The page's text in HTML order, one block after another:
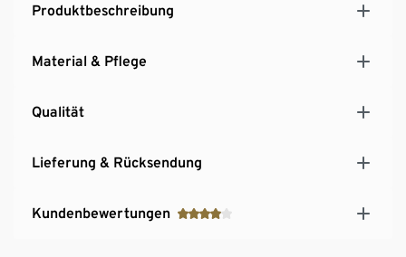
Produktbeschreibung
Material & Pflege
Qualität
Lieferung & Rücksendung
Kundenbewertungen